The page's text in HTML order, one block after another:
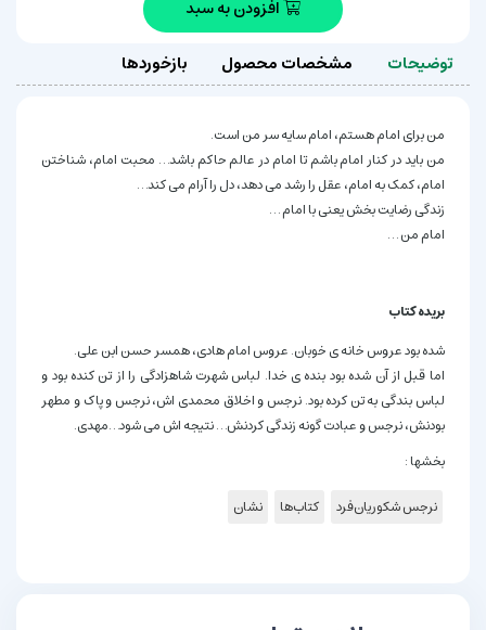
افزودن به سبد
توضیحات مشخصات محصول بازخوردها
من برای امام هستم، امام سایه سر من است.
من باید در کنار امام باشم تا امام در عالم حاکم باشد… محبت امام، شناختن
امام، کمک به امام، عقل را رشد می دهد، دل را آرام می کند…
زندگی رضایت بخش یعنی با امام …
امام من …
بریده کتاب
شده بود عروس خانه ی خوبان. عروس امام هادی، همسر حسن ابن علی.
اما قبل از آن شده بود بنده ی خدا. لباس شهرت شاهزادگی را از تن کنده بود و
لباس بندگی به تن کرده بود. نرجس و اخلاق محمدی اش، نرجس و پاک و مطهر
بودنش، نرجس و عبادت گونه زندگی کردنش… نتیجه اش می شود…مهدی.
بخشها :
نرجس شکوریان‌فرد
کتاب‌ها نشان